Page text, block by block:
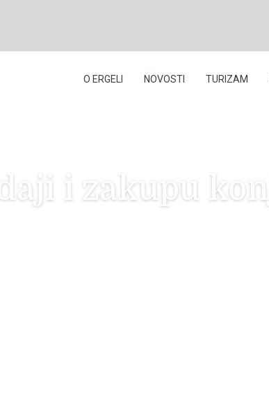
O ERGELI NOVOSTI TURIZAM
i zakupu